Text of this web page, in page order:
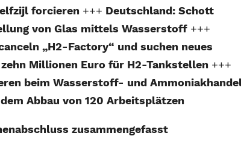
forcieren +++ Deutschland: Schott
von Glas mittels Wasserstoff +++
„H2-Factory“ und suchen neues
Millionen Euro für H2-Tankstellen +++
beim Wasserstoff- und
Abbau von 120 Arbeitsplätzen
zusammengefasst